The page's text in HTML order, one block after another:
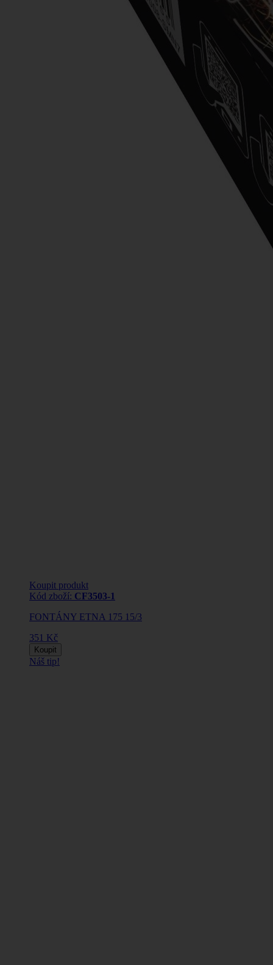
Koupit produkt
Kód zboží: CF3503-1
FONTÁNY ETNA 175 15/3
351 Kč
Koupit
Náš tip!